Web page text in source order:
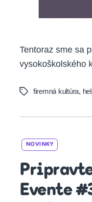
Tentoraz sme sa
vysokoškolského
Tagsfiremná kultúra,
NOVINKY
Evente